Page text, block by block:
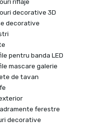
decorative 3D
decorative
pentru banda LED
mascare galerie
de tavan
ferestre
decorative